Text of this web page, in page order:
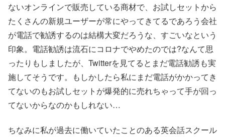
ないオンラインで販売している商材で、お試しセットから
たくさんの新規ユーザーが常にやってきてるであろう会社
が電話で勧誘するのは結構大変だろうな、すごいなという
印象。電話勧誘は流石にコロナでやめたのでは?なんて思
ったりもしましたが、Twitterを見てるとまだ電話勧誘も実
施してそうです。もしかしたら私にまだ電話がかかってき
てないのもお試しセットが爆発的に売れちゃって手が回っ
てないからなのかもしれない…
ちなみに私が過去に働いていたことのある英会話スクール